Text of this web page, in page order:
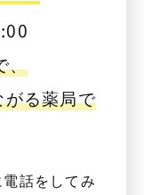
、
る薬局で
話をしてみ